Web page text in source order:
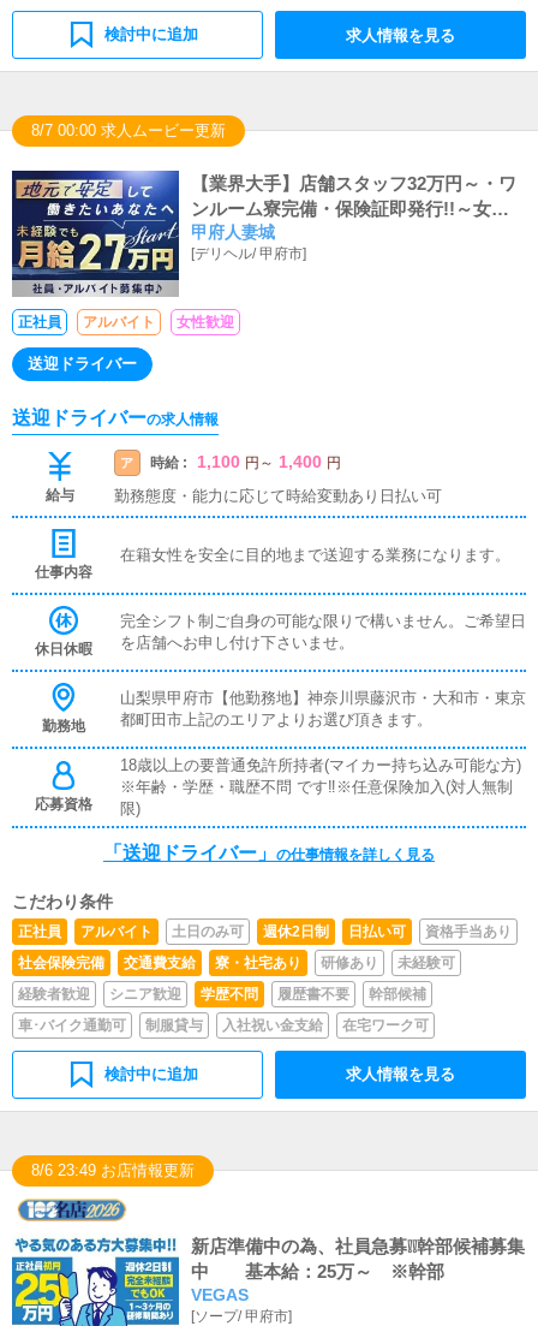
検討中に追加 求人情報を見る
8/7 00:00 求人ムービー更新
【業界大手】店舗スタッフ32万円～・ワ
ンルーム寮完備・保険証即発行!!～女性
スタッフも大活躍中～～★
甲府人妻城
[デリヘル/甲府市]
正社員 アルバイト 女性歓迎
送迎ドライバー
送迎ドライバーの求人情報
給与
ア 時給 : 1,100 円 ～ 1,400 円
勤務態度・能力に応じて時給変動あり日払い可
仕事内容
在籍女性を安全に目的地まで送迎する業務になります。
休日休暇
完全シフト制ご自身の可能な限りで構いません。ご希望日
を店舗へお申し付け下さいませ。
勤務地
山梨県甲府市【他勤務地】神奈川県藤沢市・大和市・東京
都町田市上記のエリアよりお選び頂きます。
応募資格
18歳以上の要普通免許所持者(マイカー持ち込み可能な方)
※年齢・学歴・職歴不問 です‼※任意保険加入(対人無制
限)
「送迎ドライバー」 の仕事情報を詳しく見る
こだわり条件
正社員 アルバイト 土日のみ可 週休2日制 日払い可
資格手当あり
社会保険完備
交通費支給 寮・社宅あり 研修あり
未経験可
経験者歓迎
シニア歓迎 学歴不問 履歴書不要
幹部候補
車･バイク通勤可
制服貸与 入社祝い金支給 在宅ワーク可
検討中に追加 求人情報を見る
8/6 23:49 お店情報更新
新店準備中の為、社員急募❕❕幹部候補募集
中 基本給：25万～ ※幹部
VEGAS
[ソープ/甲府市]